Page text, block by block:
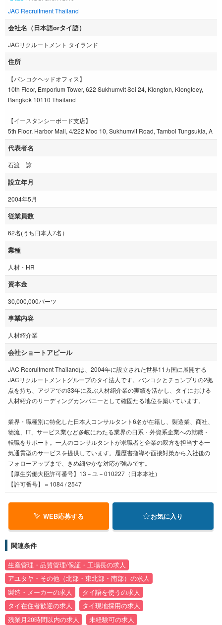
JAC Recruitment Thailand
会社名（日本語orタイ語）
JACリクルートメント タイランド
住所
【バンコクヘッドオフィス】
10th Floor, Emporium Tower, 622 Sukhumvit Soi 24, Klongton, Klongtoey,
Bangkok 10110 Thailand
【イースタンシーボード支店】
5th Floor, Harbor Mall, 4/222 Moo 10, Sukhumvit Road, Tambol Tungsukla, A
代表者名
石渡 諒
設立年月
2004年5月
従業員数
62名(うち日本人7名）
業種
人材・HR
資本金
30,000,000バーツ
事業内容
人材紹介業
会社ショートアピール
JAC Recruitment Thailandは、2004年に設立された世界11カ国に展開する
JACリクルートメントグループのタイ法人です。バンコクとチョンブリの2拠
点を持ち、アジアでの33年に及ぶ人材紹介業の実績を活かし、タイにおける
人材紹介のリーディングカンパニーとして確固たる地位を築いています。
業界・職種別に特化した日本人コンサルタント6名が在籍し、製造業、商社、
物流、IT、サービス業など多岐にわたる業界の日系・外資系企業への就職・
転職をサポート。一人のコンサルタントが求職者と企業の双方を担当する一
気通貫型のサービスを提供しています。履歴書指導や面接対策から入社後の
フォローアップまで、きめ細やかな対応が強みです。
【厚生労働大臣許可番号】13－ユ－010227（日本本社）
【許可番号】＝1084 / 2547
WEB応募する お気に入り
関連条件
生産管理・品質管理/保証・工場長の求人
アユタヤ・その他（北部・東北部・南部）の求人
製造・メーカーの求人
タイ語を使うの求人
タイ在住者歓迎の求人
タイ現地採用の求人
残業月20時間以内の求人
未経験可の求人